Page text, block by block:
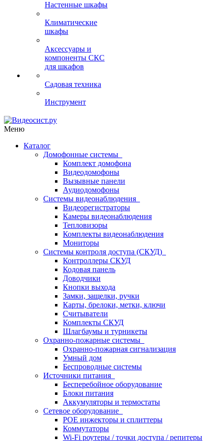
Настенные шкафы
Климатические
шкафы
Аксессуары и
компоненты СКС
для шкафов
Садовая техника
Инструмент
Меню
Каталог
Домофонные системы
Комплект домофона
Видеодомофоны
Вызывные панели
Аудиодомофоны
Системы видеонаблюдения
Видеорегистраторы
Камеры видеонаблюдения
Тепловизоры
Комплекты видеонаблюдения
Мониторы
Системы контроля доступа (СКУД)
Контроллеры СКУД
Кодовая панель
Доводчики
Кнопки выхода
Замки, защелки, ручки
Карты, брелоки, метки, ключи
Считыватели
Комплекты СКУД
Шлагбаумы и турникеты
Охранно-пожарные системы
Охранно-пожарная сигнализация
Умный дом
Беспроводные системы
Источники питания
Бесперебойное оборудование
Блоки питания
Аккумуляторы и термостаты
Сетевое оборудование
POE инжекторы и сплиттеры
Коммутаторы
Wi-Fi роутеры / точки доступа / репитеры